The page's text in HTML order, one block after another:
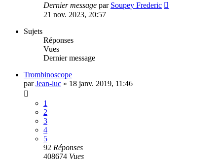
Dernier message par Soupey Frederic
21 nov. 2023, 20:57
Sujets
Réponses
Vues
Dernier message
Trombinoscope
parJean-luc » 18 janv. 2019, 11:46
1
2
3
4
5
92 Réponses
408674 Vues